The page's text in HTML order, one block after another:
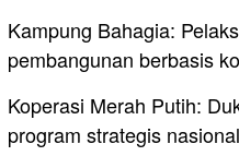
Kampung Bahagia:
pembangunan berbasis
Koperasi Merah Putih:
program strategis